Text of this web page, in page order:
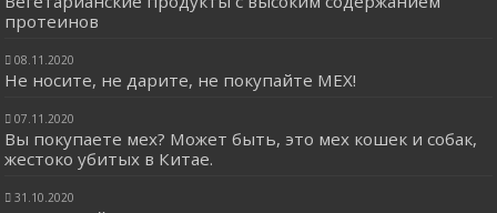
протеинов
08.11.2020
Не носите, не дарите, не покупайте МЕХ!
07.11.2020
Вы покупаете мех? Может быть, это мех кошек и собак,
жестоко убитых в Китае.
31.10.2020